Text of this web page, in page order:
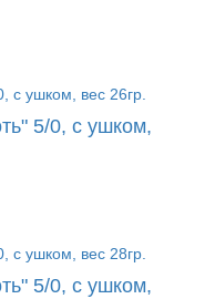
5/0, с ушком,
5/0, с ушком,